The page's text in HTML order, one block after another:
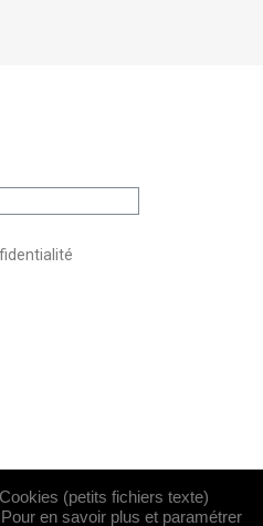
(petits fichiers texte)
en savoir plus et paramétrer